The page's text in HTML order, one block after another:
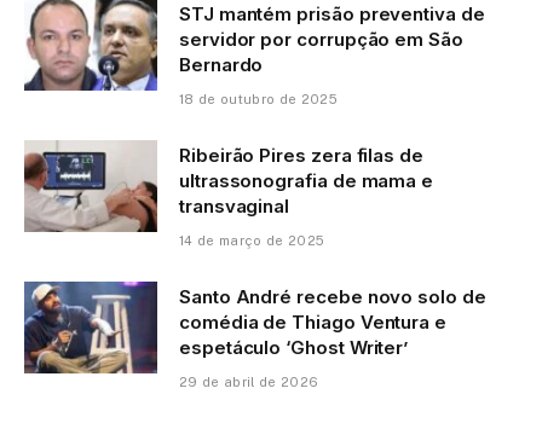
STJ mantém prisão preventiva de
servidor por corrupção em São
Bernardo
18 de outubro de 2025
Ribeirão Pires zera filas de
ultrassonografia de mama e
transvaginal
14 de março de 2025
Santo André recebe novo solo de
comédia de Thiago Ventura e
espetáculo ‘Ghost Writer’
29 de abril de 2026